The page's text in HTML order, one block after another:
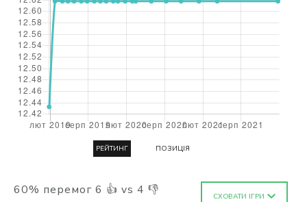
60% перемог 6 👍 vs 4 👎 СХОВАТИ ІГРИ
РЕЙТИНГ ПОЗИЦІЯ